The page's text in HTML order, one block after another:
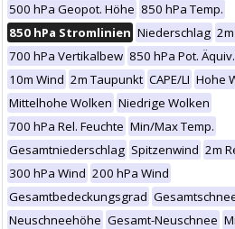
500 hPa Geopot. Höhe 850 hPa Temp.
850 hPa Stromlinien Niederschlag
700 hPa Vertikalbew 850 hPa Pot.
10m Wind 2m Taupunkt CAPE/LI Hohe
Mittelhohe Wolken Niedrige Wolken
700 hPa Rel. Feuchte Min/Max Temp.
Gesamtniederschlag Spitzenwind 2m
300 hPa Wind 200 hPa Wind
Gesamtbedeckungsgrad
Neuschneehöhe Gesamt-Neuschnee